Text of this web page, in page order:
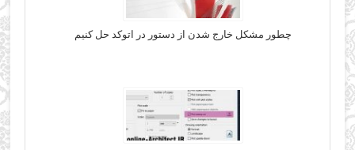
چطور مشکل خارج شدن از دستور در اتوکد حل کنیم